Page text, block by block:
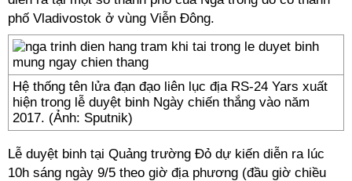
phố Vladivostok ở vùng Viễn Đông.
Hệ thống tên lửa đạn đạo liên lục địa RS-24 Yars xuất
hiện trong lễ duyệt binh Ngày chiến thắng vào năm
2017. (Ảnh: Sputnik)
Lễ duyệt binh tại Quảng trường Đỏ dự kiến diễn ra lúc
10h sáng ngày 9/5 theo giờ địa phương (đầu giờ chiều